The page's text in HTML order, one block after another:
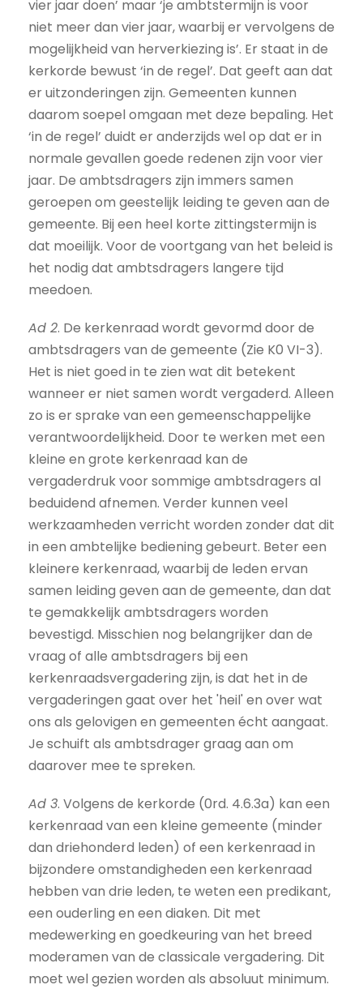
vier jaar doen’ maar ‘je ambtstermijn is voor
niet meer dan vier jaar, waarbij er vervolgens de
mogelijkheid van herverkiezing is’. Er staat in de
kerkorde bewust ‘in de regel’. Dat geeft aan dat
er uitzonderingen zijn. Gemeenten kunnen
daarom soepel omgaan met deze bepaling. Het
‘in de regel’ duidt er anderzijds wel op dat er in
normale gevallen goede redenen zijn voor vier
jaar. De ambtsdragers zijn immers samen
geroepen om geestelijk leiding te geven aan de
gemeente. Bij een heel korte zittingstermijn is
dat moeilijk. Voor de voortgang van het beleid is
het nodig dat ambtsdragers langere tijd
meedoen.
Ad 2. De kerkenraad wordt gevormd door de
ambtsdragers van de gemeente (Zie K0 VI-3).
Het is niet goed in te zien wat dit betekent
wanneer er niet samen wordt vergaderd. Alleen
zo is er sprake van een gemeenschappelijke
verantwoordelijkheid. Door te werken met een
kleine en grote kerkenraad kan de
vergaderdruk voor sommige ambtsdragers al
beduidend afnemen. Verder kunnen veel
werkzaamheden verricht worden zonder dat dit
in een ambtelijke bediening gebeurt. Beter een
kleinere kerkenraad, waarbij de leden ervan
samen leiding geven aan de gemeente, dan dat
te gemakkelijk ambtsdragers worden
bevestigd. Misschien nog belangrijker dan de
vraag of alle ambtsdragers bij een
kerkenraadsvergadering zijn, is dat het in de
vergaderingen gaat over het 'heil' en over wat
ons als gelovigen en gemeenten écht aangaat.
Je schuift als ambtsdrager graag aan om
daarover mee te spreken.
Ad 3. Volgens de kerkorde (0rd. 4.6.3a) kan een
kerkenraad van een kleine gemeente (minder
dan driehonderd leden) of een kerkenraad in
bijzondere omstandigheden een kerkenraad
hebben van drie leden, te weten een predikant,
een ouderling en een diaken. Dit met
medewerking en goedkeuring van het breed
moderamen van de classicale vergadering. Dit
moet wel gezien worden als absoluut minimum.